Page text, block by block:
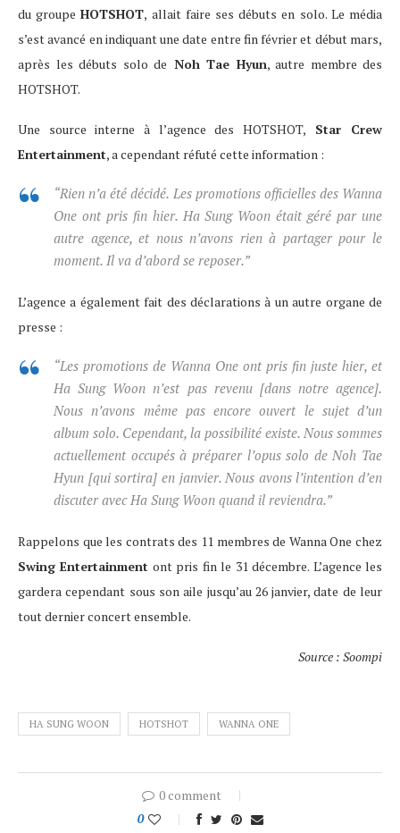
du groupeHOTSHOT, allait faire ses débuts en solo. Le média
s’est avancé en indiquant une date entre fin février et début mars,
après les débuts solo de Noh Tae Hyun, autre membre des
HOTSHOT.
Une source interne à l’agence des HOTSHOT, Star Crew
Entertainment, a cependant réfuté cette information :
“Rien n’a été décidé. Les promotions officielles des Wanna
One ont pris fin hier. Ha Sung Woon était géré par une
autre agence, et nous n’avons rien à partager pour le
moment. Il va d’abord se reposer.”
L’agence a également fait des déclarations à un autre organe de
presse :
“Les promotions de Wanna One ont pris fin juste hier, et
Ha Sung Woon n’est pas revenu [dans notre agence].
Nous n’avons même pas encore ouvert le sujet d’un
album solo. Cependant, la possibilité existe. Nous sommes
actuellement occupés à préparer l’opus solo de Noh Tae
Hyun [qui sortira] en janvier. Nous avons l’intention d’en
discuter avec Ha Sung Woon quand il reviendra.”
Rappelons que les contrats des 11 membres de Wanna One chez
Swing Entertainment ont pris fin le 31 décembre. L’agence les
gardera cependant sous son aile jusqu’au 26 janvier, date de leur
tout dernier concert ensemble.
Source : Soompi
HA SUNG WOON HOTSHOT WANNA ONE
0 comment
0